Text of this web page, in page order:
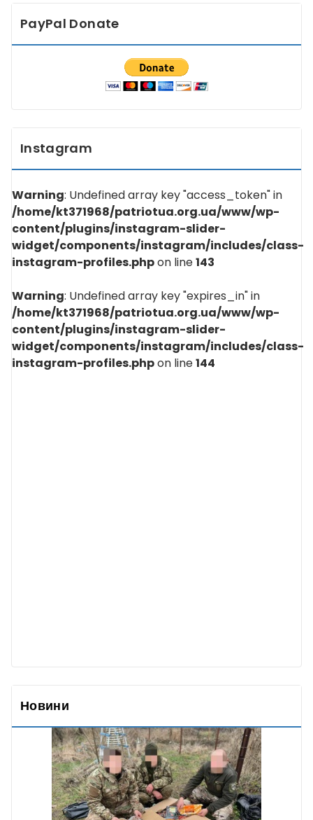
PayPal Donate
Instagram
Warning: Undefined array key "access_token" in
/home/kt371968/patriotua.org.ua/www/wp-
content/plugins/instagram-slider-
widget/components/instagram/includes/class-
instagram-profiles.phpon line143
Warning: Undefined array key "expires_in" in
/home/kt371968/patriotua.org.ua/www/wp-
content/plugins/instagram-slider-
widget/components/instagram/includes/class-
instagram-profiles.phpon line144
Новини